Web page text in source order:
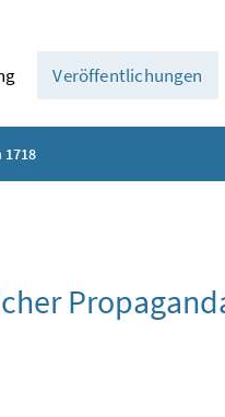
Veröffentlichungen